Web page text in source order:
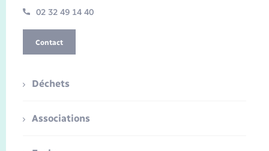
02 32 49 14 40
Contact
Déchets
Associations